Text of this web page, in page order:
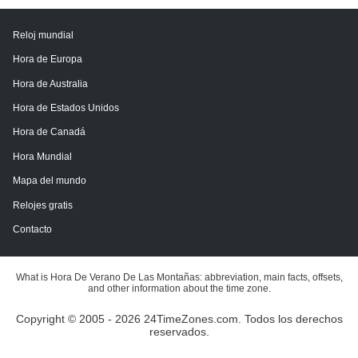
Reloj mundial
Hora de Europa
Hora de Australia
Hora de Estados Unidos
Hora de Canadá
Hora Mundial
Mapa del mundo
Relojes gratis
Contacto
What is Hora De Verano De Las Montañas: abbreviation, main facts, offsets,
and other information about the time zone.
Copyright © 2005 - 2026 24TimeZones.com. Todos los derechos
reservados.